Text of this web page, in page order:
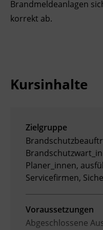
Ingenieurzertifizierung
Deutsch und Integration
BFI Reutte
Brandmeldeanlagen
korrekt ab.
Kursinhalte
Zielgruppe
Planer_innen,
Servicefirmen,
Voraussetzungen
Abgeschlossene